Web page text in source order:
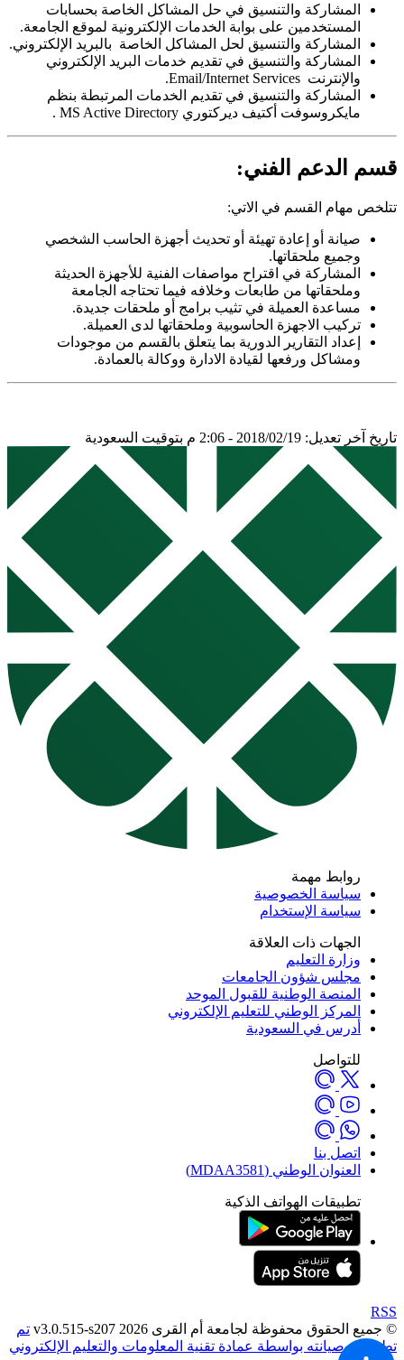
المشاركة والتنسيق في حل المشاكل الخاصة بحسابات
المستخدمين على بوابة الخدمات الإلكترونية لموقع الجامعة.
المشاركة والتنسيق لحل المشاكل الخاصة بالبريد الإلكتروني.
المشاركة والتنسيق في تقديم خدمات البريد الإلكتروني
والإنترنت Email/Internet Services.
المشاركة والتنسيق في تقديم الخدمات المرتبطة بنظم
مايكروسوفت أكتيف ديركتوري MS Active Directory .
قسم الدعم الفني:
تتلخص مهام القسم في الاتي:
صيانة أو إعادة تهيئة أو تحديث أجهزة الحاسب الشخصي
وجميع ملحقاتها.
المشاركة في اقتراح مواصفات الفنية للأجهزة الحديثة
وملحقاتها من طابعات وخلافه فيما تحتاجه الجامعة
مساعدة العميلة في تثيب برامج أو ملحقات جديدة.
تركيب الاجهزة الحاسوبية وملحقاتها لدى العميلة.
إعداد التقارير الدورية بما يتعلق بالقسم من موجودات
ومشاكل ورفعها لقيادة الادارة ووكالة بالعمادة.
تاريخ آخر تعديل: 2018/02/19 - 2:06 م بتوقيت السعودية
روابط مهمة
سياسة الخصوصية
سياسة الإستخدام
الجهات ذات العلاقة
وزارة التعليم
مجلس شؤون الجامعات
المنصة الوطنية للقبول الموحد
المركز الوطني للتعليم الإلكتروني
أدرس في السعودية
للتواصل
اتصل بنا
العنوان الوطني (MDAA3581)
تطبيقات الهواتف الذكية
RSS
© جميع الحقوق محفوظة لجامعة أم القرى 2026 v3.0.515-s207
تم
تطويره وصيانته بواسطة عمادة تقنية المعلومات والتعليم الإلكتروني